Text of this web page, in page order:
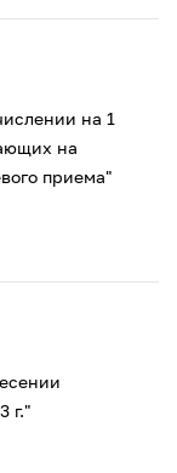
на 1
на
приема"
г."